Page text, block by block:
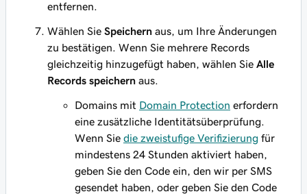
entfernen.
Wählen Sie Speichern aus, um Ihre Änderungen
zu bestätigen. Wenn Sie mehrere Records
gleichzeitig hinzugefügt haben, wählen Sie Alle
Records speichern aus.
Domains mit Domain Protection erfordern
eine zusätzliche Identitätsüberprüfung.
Wenn Sie die zweistufige Verifizierung für
mindestens 24 Stunden aktiviert haben,
geben Sie den Code ein, den wir per SMS
gesendet haben, oder geben Sie den Code